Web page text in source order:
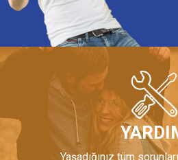
Yaşadığınız tüm